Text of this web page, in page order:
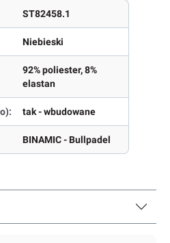
ST82458.1
Niebieski
92% poliester, 8%
elastan
tak - wbudowane
BINAMIC - Bullpadel